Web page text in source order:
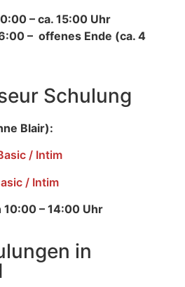
– ca. 15:00 Uhr
– offenes Ende (ca. 4
Schulung
Blair):
/ Intim
/ Intim
10:00 – 14:00 Uhr
in